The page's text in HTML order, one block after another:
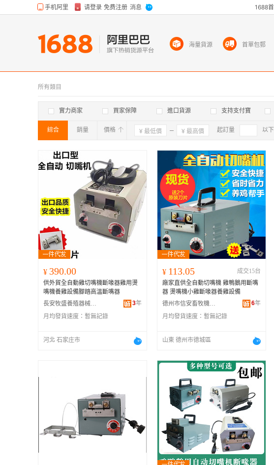
所有類目
實力商家 買家保障 進口貨源 支持支付寶
綜合 銷量 價格 確定 起訂量 以下
確定
¥ 390.00
供外貿全自動雞切嘴機斷喙器雞用燙
嘴機養雞設備腳踏高溫斷嘴器
長安牧盛養殖器械經銷處
3年
月均發貨速度： 暫無記錄
河北 石家庄市
¥ 113.05
成交15台
廠家直供全自動切嘴機 雞鴨鵝用斷嘴
器 燙嘴機小雞斷喙器養雞設備
德州市信安畜牧機械有限公司
6年
月均發貨速度： 暫無記錄
山東 德州市德城區
海量貨源 首單包郵